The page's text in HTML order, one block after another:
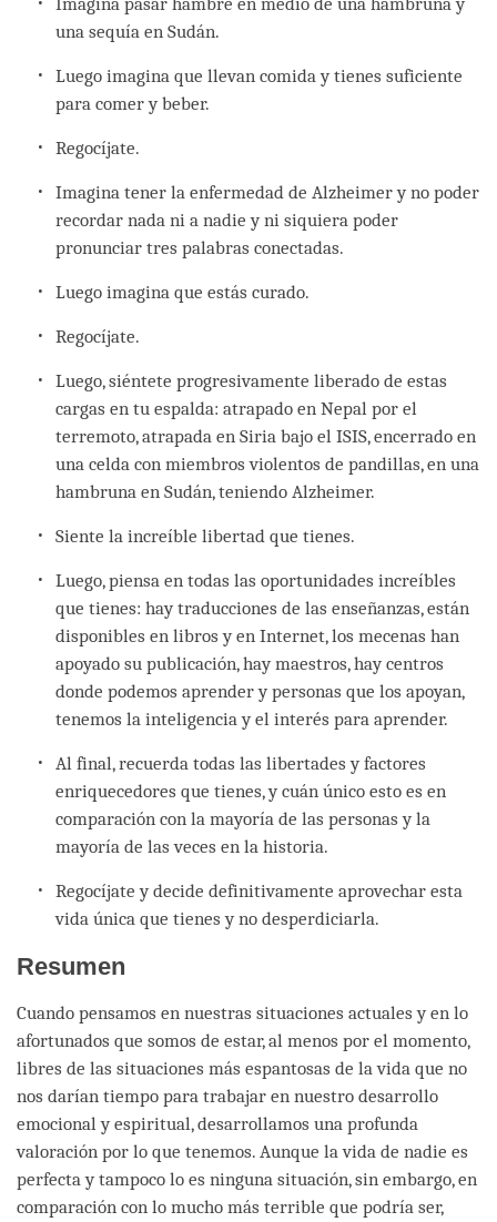
una sequía en Sudán.
Luego imagina que llevan comida y tienes suficiente
para comer y beber.
Regocíjate.
Imagina tener la enfermedad de Alzheimer y no poder
recordar nada ni a nadie y ni siquiera poder
pronunciar tres palabras conectadas.
Luego imagina que estás curado.
Regocíjate.
Luego, siéntete progresivamente liberado de estas
cargas en tu espalda: atrapado en Nepal por el
terremoto, atrapada en Siria bajo el ISIS, encerrado en
una celda con miembros violentos de pandillas, en una
hambruna en Sudán, teniendo Alzheimer.
Siente la increíble libertad que tienes.
Luego, piensa en todas las oportunidades increíbles
que tienes: hay traducciones de las enseñanzas, están
disponibles en libros y en Internet, los mecenas han
apoyado su publicación, hay maestros, hay centros
donde podemos aprender y personas que los apoyan,
tenemos la inteligencia y el interés para aprender.
Al final, recuerda todas las libertades y factores
enriquecedores que tienes, y cuán único esto es en
comparación con la mayoría de las personas y la
mayoría de las veces en la historia.
Regocíjate y decide definitivamente aprovechar esta
vida única que tienes y no desperdiciarla.
Resumen
Cuando pensamos en nuestras situaciones actuales y en lo
afortunados que somos de estar, al menos por el momento,
libres de las situaciones más espantosas de la vida que no
nos darían tiempo para trabajar en nuestro desarrollo
emocional y espiritual, desarrollamos una profunda
valoración por lo que tenemos. Aunque la vida de nadie es
perfecta y tampoco lo es ninguna situación, sin embargo, en
comparación con lo mucho más terrible que podría ser,